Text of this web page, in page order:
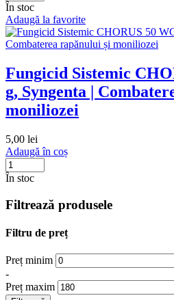
În stoc
Adaugă la favorite
Fungicid Sistemic
g, Syngenta |
moniliozei
5,00 lei
Adaugă în coș
În stoc
Filtrează produsele
Filtru de preț
Preț minim
-
Preț maxim